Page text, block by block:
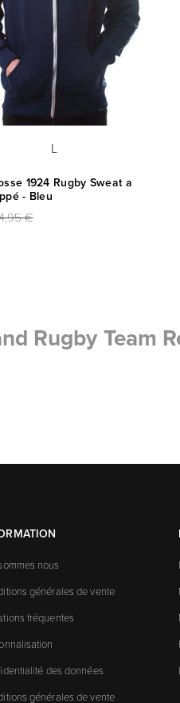
L
1924 Rugby Sweat a
- Bleu
€
Rugby Team
nous
générales de vente
fréquentes
des données
générales de vente